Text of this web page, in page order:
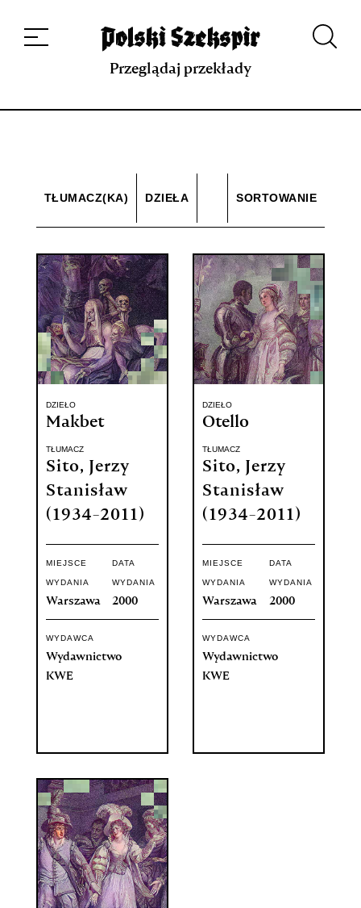
projekcie
Kontakt Indeks strony Aplikacja
Repozytorium XIX w.
Przeglądaj przekłady
TŁUMACZ(KA) DZIEŁA SORTOWANIE
DZIEŁO
Makbet
TŁUMACZ
Sito, Jerzy
Stanisław
(1934-2011)
MIEJSCE
WYDANIA
Warszawa
DATA
WYDANIA
2000
WYDAWCA
Wydawnictwo
KWE
DZIEŁO
Otello
TŁUMACZ
Sito, Jerzy
Stanisław
(1934-2011)
MIEJSCE
WYDANIA
Warszawa
DATA
WYDANIA
2000
WYDAWCA
Wydawnictwo
KWE